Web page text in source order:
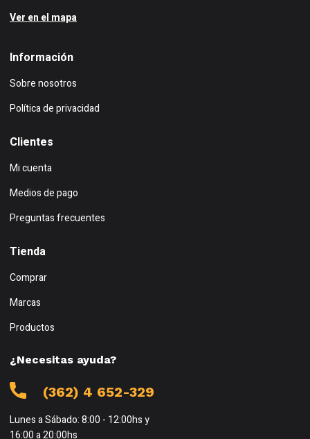
Ver en el mapa
Información
Sobre nosotros
Política de privacidad
Clientes
Mi cuenta
Medios de pago
Preguntas frecuentes
Tienda
Comprar
Marcas
Productos
¿Necesitas ayuda?
(362) 4 652-329
Lunes a Sábado: 8:00 - 12:00hs y
16:00 a 20:00hs